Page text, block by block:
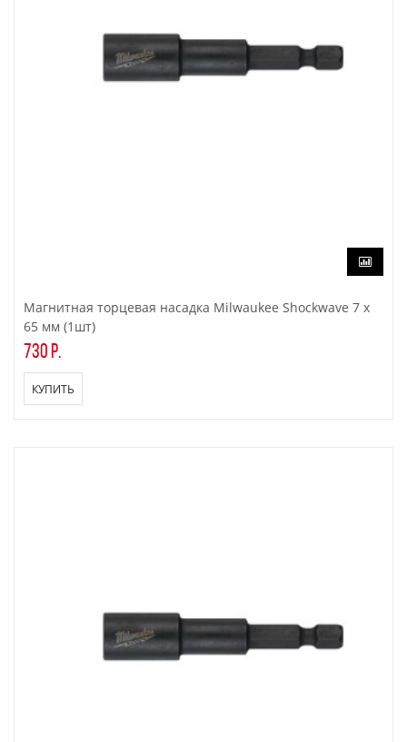
Магнитная торцевая насадка Milwaukee Shockwave 7 x
65 мм (1шт)
730 р.
КУПИТЬ